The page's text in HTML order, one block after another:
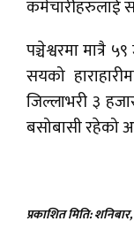
कर्मचारीहरुलाई
पञ्चेश्वरमा मात्रै
सयको
जिल्लाभरी ३
बसोबासी रहेको
प्रकाशित मिति: